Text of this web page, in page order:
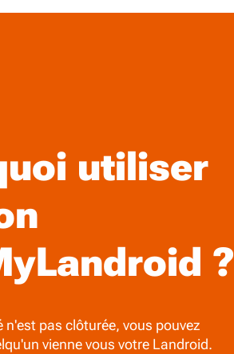
utiliser
?
n'est pas clôturée, vous pouvez
vienne vous votre Landroid.